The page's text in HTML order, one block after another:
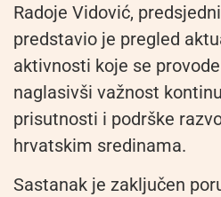
Radoje Vidović,
predstavio je pregled
aktivnosti koje se
naglasivši važnost
prisutnosti i podrške
hrvatskim sredinama.
Sastanak je zaključen